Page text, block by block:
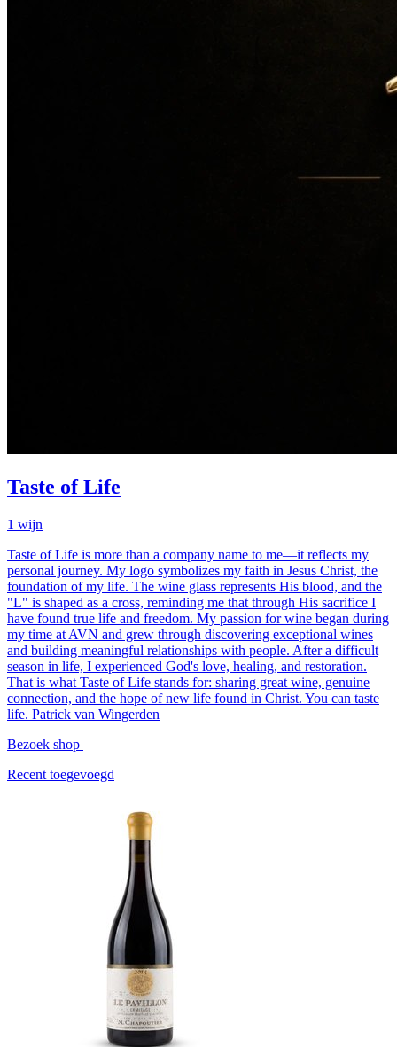
Taste of Life
1 wijn
Taste of Life is more than a company name to me—it reflects my
personal journey. My logo symbolizes my faith in Jesus Christ, the
foundation of my life. The wine glass represents His blood, and the
"L" is shaped as a cross, reminding me that through His sacrifice I
have found true life and freedom. My passion for wine began during
my time at AVN and grew through discovering exceptional wines
and building meaningful relationships with people. After a difficult
season in life, I experienced God's love, healing, and restoration.
That is what Taste of Life stands for: sharing great wine, genuine
connection, and the hope of new life found in Christ. You can taste
life. Patrick van Wingerden
Bezoek shop
Recent toegevoegd